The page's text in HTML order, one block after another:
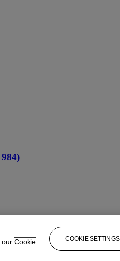
our Cookie COOKIE SETTINGS